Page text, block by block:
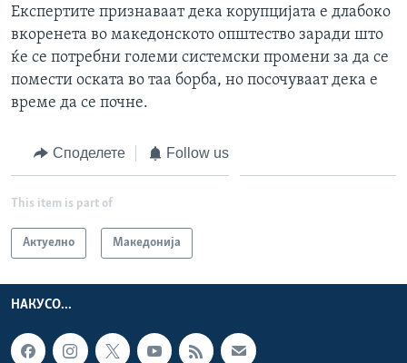
Експертите признаваат дека корупцијата е длабоко
вкоренета во македонското општество заради што
ќе се потребни големи системски промени за да се
помести оската во таа борба, но посочуваат дека е
време да се почне.
Споделете Follow us
This item is part of
Актуелно Македонија
НАКУСО...